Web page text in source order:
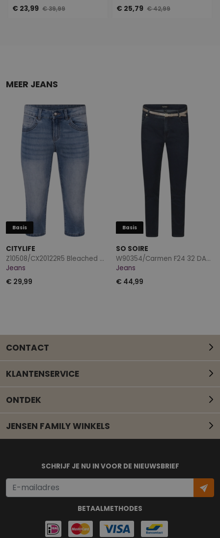
€ 23,99 € 39,99
€ 25,79 € 42,99
MEER JEANS
Basis
CITYLIFE
Z10508/CX20122R5 Bleached dnm
Jeans
€ 29,99
Basis
SO SOIRE
W90354/Carmen F24 32 DARK DENIM
Jeans
€ 44,99
CONTACT
Mail onze klantenservice
KLANTENSERVICE
ONTDEK
JENSEN FAMILY WINKELS
BETAALMETHODES
SCHRIJF JE NU IN VOOR DE NIEUWSBRIEF